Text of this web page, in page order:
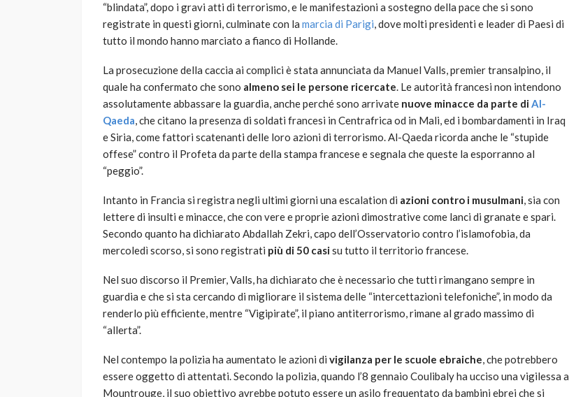
“blindata”, dopo i gravi atti di terrorismo, e le manifestazioni a sostegno della pace che si sono
registrate in questi giorni, culminate con la marcia di Parigi, dove molti presidenti e leader di Paesi di
tutto il mondo hanno marciato a fianco di Hollande.
La prosecuzione della caccia ai complici è stata annunciata da Manuel Valls, premier transalpino, il
quale ha confermato che sono almeno sei le persone ricercate. Le autorità francesi non intendono
assolutamente abbassare la guardia, anche perché sono arrivate nuove minacce da parte diAl-
Qaeda, che citano la presenza di soldati francesi in Centrafrica od in Mali, ed i bombardamenti in Iraq
e Siria, come fattori scatenanti delle loro azioni di terrorismo. Al-Qaeda ricorda anche le “stupide
offese” contro il Profeta da parte della stampa francese e segnala che queste la esporranno al
“peggio”.
Intanto in Francia si registra negli ultimi giorni una escalation di azioni contro i musulmani, sia con
lettere di insulti e minacce, che con vere e proprie azioni dimostrative come lanci di granate e spari.
Secondo quanto ha dichiarato Abdallah Zekri, capo dell’Osservatorio contro l’islamofobia, da
mercoledì scorso, si sono registrati più di 50 casisu tutto il territorio francese.
Nel suo discorso il Premier, Valls, ha dichiarato che è necessario che tutti rimangano sempre in
guardia e che si sta cercando di migliorare il sistema delle “intercettazioni telefoniche”, in modo da
renderlo più efficiente, mentre “Vigipirate”, il piano antiterrorismo, rimane al grado massimo di
“allerta”.
Nel contempo la polizia ha aumentato le azioni di vigilanza per le scuole ebraiche, che potrebbero
essere oggetto di attentati. Secondo la polizia, quando l’8 gennaio Coulibaly ha ucciso una vigilessa a
Mountrouge, il suo obiettivo avrebbe potuto essere un asilo frequentato da bambini ebrei che si